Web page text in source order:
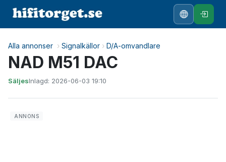
Alla annonser › Signalkällor › D/A-omvandlare
NAD M51 DAC
SäljesInlagd: 2026-06-03 19:10